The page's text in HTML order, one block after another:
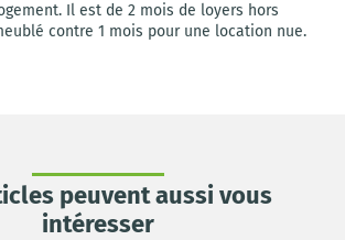
Il est de 2 mois de loyers hors
contre 1 mois pour une location nue.
peuvent aussi vous
intéresser